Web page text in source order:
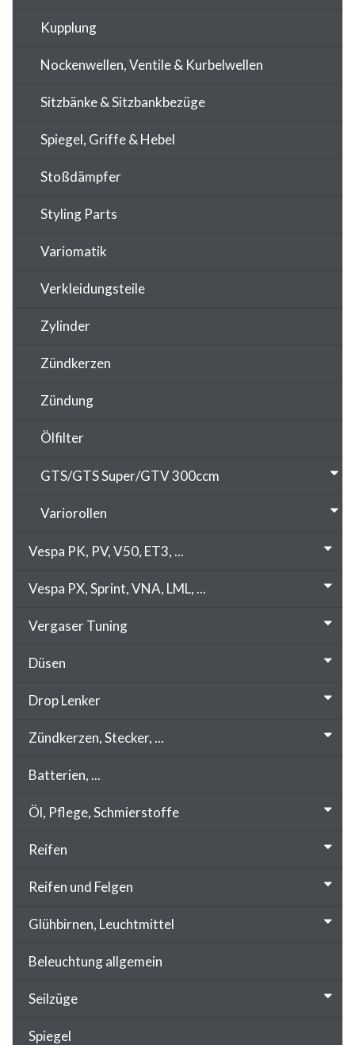
Kupplung
Nockenwellen, Ventile & Kurbelwellen
Sitzbänke & Sitzbankbezüge
Spiegel, Griffe & Hebel
Stoßdämpfer
Styling Parts
Variomatik
Verkleidungsteile
Zylinder
Zündkerzen
Zündung
Ölfilter
GTS/GTS Super/GTV 300ccm
Variorollen
Vespa PK, PV, V50, ET3, ...
Vespa PX, Sprint, VNA, LML, ...
Vergaser Tuning
Düsen
Drop Lenker
Zündkerzen, Stecker, ...
Batterien, ...
Öl, Pflege, Schmierstoffe
Reifen
Reifen und Felgen
Glühbirnen, Leuchtmittel
Beleuchtung allgemein
Seilzüge
Spiegel